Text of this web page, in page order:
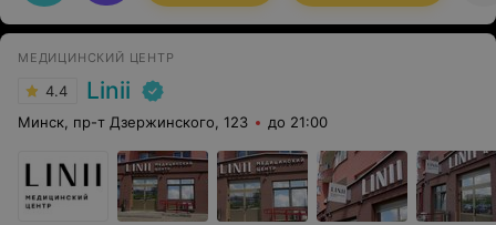
четко определит тактику лечения исходя из
сложившейся ситуации. Спасибо за Вашу работу
МЕДИЦИНСКИЙ ЦЕНТР
4.4 Linii
Минск, пр-т Дзержинского, 123 до 21:00